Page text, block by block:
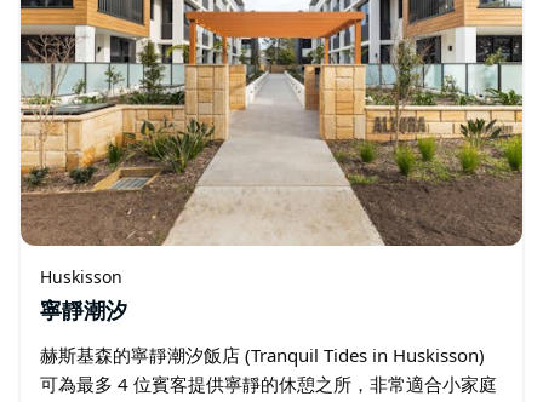
Huskisson
寧靜潮汐
赫斯基森的寧靜潮汐飯店 (Tranquil Tides in Huskisson)
可為最多 4 位賓客提供寧靜的休憩之所，非常適合小家庭